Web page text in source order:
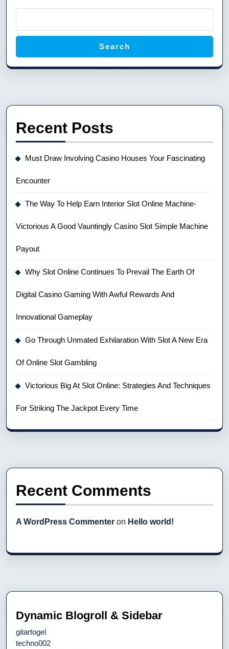
Search
Recent Posts
Must Draw Involving Casino Houses Your Fascinating
Encounter
The Way To Help Earn Interior Slot Online Machine-
Victorious A Good Vauntingly Casino Slot Simple Machine
Payout
Why Slot Online Continues To Prevail The Earth Of
Digital Casino Gaming With Awful Rewards And
Innovational Gameplay
Go Through Unmated Exhilaration With Slot A New Era
Of Online Slot Gambling
Victorious Big At Slot Online: Strategies And Techniques
For Striking The Jackpot Every Time
Recent Comments
A WordPress Commenter on Hello world!
Dynamic Blogroll & Sidebar
gitartogel
techno002